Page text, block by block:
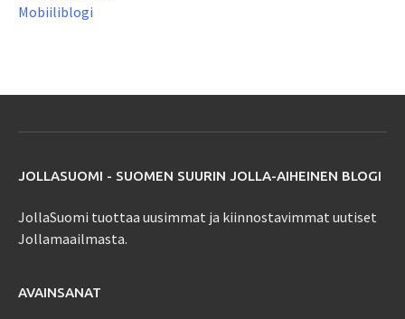
Mobiiliblogi
JOLLASUOMI - SUOMEN SUURIN JOLLA-AIHEINEN BLOGI
JollaSuomi tuottaa uusimmat ja kiinnostavimmat uutiset
Jollamaailmasta.
AVAINSANAT